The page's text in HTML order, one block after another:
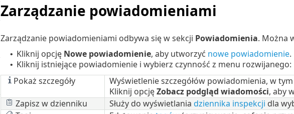
Zarządzanie powiadomieniami
Zarządzanie powiadomieniami odbywa się w sekcji Powiadomienia. Można
• Kliknij opcję Nowe powiadomienie, aby utworzyć nowe powiadomienie.
• Kliknij istniejące powiadomienie i wybierz czynność z menu rozwijanego:
Pokaż szczegóły
Wyświetlenie szczegółów powiadomienia, w
Kliknij opcjęZobacz podgląd wiadomości, aby
Zapisz w dzienniku
Służy do wyświetlania dziennika inspekcji dla